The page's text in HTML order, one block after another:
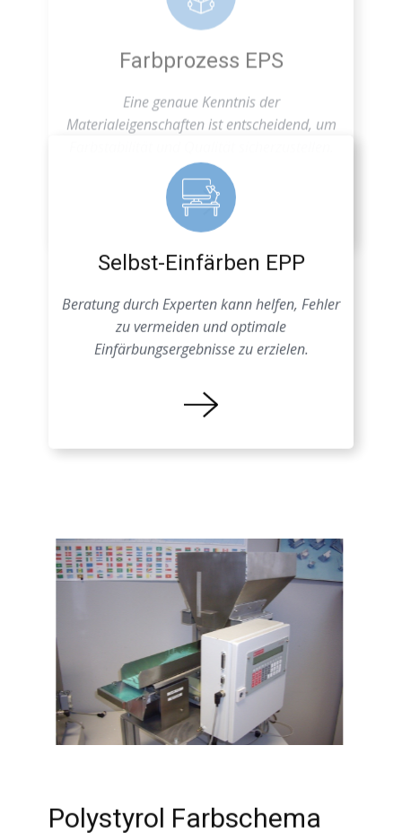
Farbstabilität und Qualität sicherzustellen.
Selbst-Einfärben EPP
Beratung durch Experten kann helfen, Fehler
zu vermeiden und optimale
Einfärbungsergebnisse zu erzielen.
Polystyrol Farbschema